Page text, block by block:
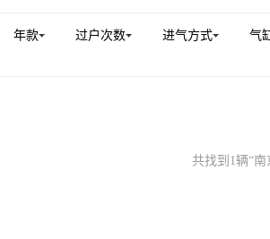
奥迪A6L e-tron 奥迪e-tron GT 奥迪
年款 过户次数 进气方式
气
共找到1辆“南